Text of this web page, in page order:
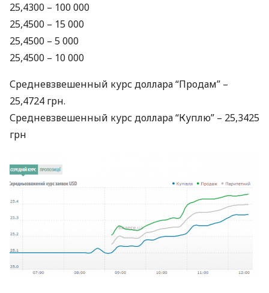
25,4300 – 100 000
25,4500 – 15 000
25,4500 – 5 000
25,4500 – 10 000
Средневзвешенный курс доллара “Продам” –
25,4724 грн.
Средневзвешенный курс доллара “Куплю” – 25,3425
грн